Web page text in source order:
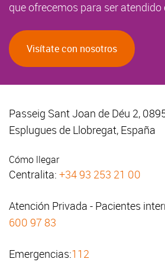
que ofrecemos para ser
Visítate con nosotros
Passeig Sant Joan de Déu 2,
Esplugues de Llobregat, España
Cómo llegar
Centralita: +34 93 253 21 00
Atención Privada - Pacientes
600 97 83
Emergencias:112